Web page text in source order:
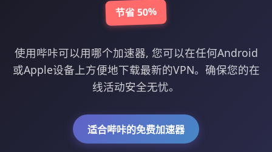
节省 50%
使用哔咔可以用哪个加速器, 您可以在任何Android
或Apple设备上方便地下载最新的VPN。确保您的在
线活动安全无忧。
适合哔咔的免费加速器